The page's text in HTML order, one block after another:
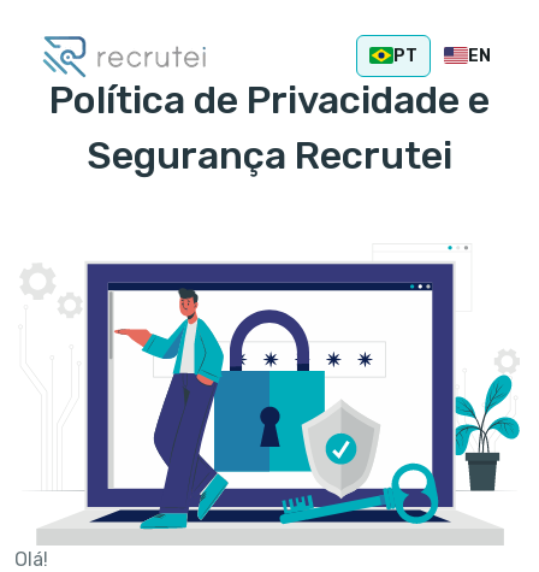
PT EN
Política de Privacidade e
Segurança Recrutei
Olá!